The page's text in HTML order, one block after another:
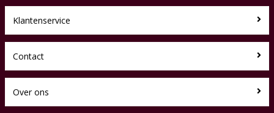
Klantenservice
Contact
Over ons